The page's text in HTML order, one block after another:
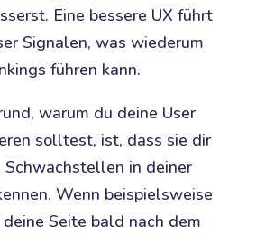
Eine bessere UX führt
Signalen, was wiederum
führen kann.
warum du deine User
solltest, ist, dass sie dir
Schwachstellen in deiner
Wenn beispielsweise
Seite bald nach dem